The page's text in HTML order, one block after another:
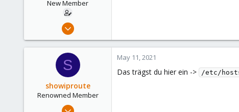
New Member
Apr 7, 2021
0
S
showiproute
Renowned Member
Mar 11, 2020
May 11, 2021
Das trägst du hier ein -> /etc/